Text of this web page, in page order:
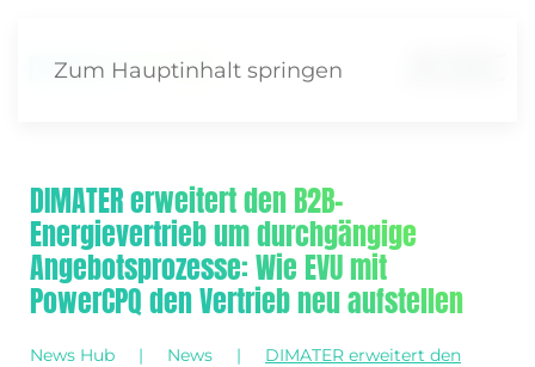
Zum Hauptinhalt springen
DIMATER erweitert den B2B-
Energievertrieb um durchgängige
Angebotsprozesse: Wie EVU mit
PowerCPQ den Vertrieb neu aufstellen
News Hub News
DIMATER erweitert den